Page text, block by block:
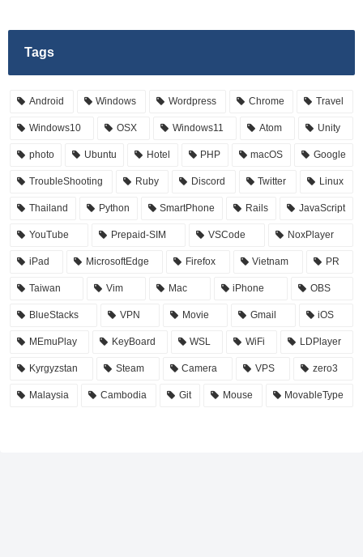
Tags
Android Windows Wordpress Chrome Travel
Windows10 OSX Windows11 Atom Unity
photo Ubuntu Hotel PHP macOS Google
TroubleShooting Ruby Discord Twitter Linux
Thailand Python SmartPhone Rails JavaScript
YouTube Prepaid-SIM VSCode NoxPlayer
iPad MicrosoftEdge Firefox Vietnam PR
Taiwan Vim Mac iPhone OBS
BlueStacks VPN Movie Gmail iOS
MEmuPlay KeyBoard WSL WiFi LDPlayer
Kyrgyzstan Steam Camera VPS zero3
Malaysia Cambodia Git Mouse MovableType